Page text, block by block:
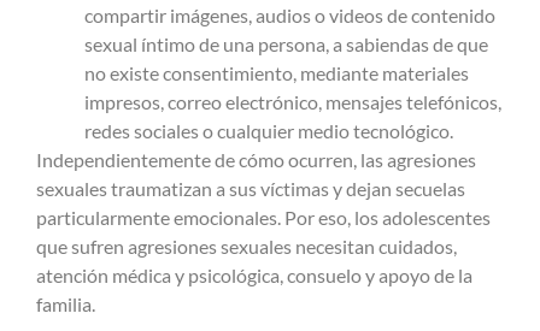
compartir imágenes, audios o videos de contenido
sexual íntimo de una persona, a sabiendas de que
no existe consentimiento, mediante materiales
impresos, correo electrónico, mensajes telefónicos,
redes sociales o cualquier medio tecnológico.
Independientemente de cómo ocurren, las agresiones
sexuales traumatizan a sus víctimas y dejan secuelas
particularmente emocionales. Por eso, los adolescentes
que sufren agresiones sexuales necesitan cuidados,
atención médica y psicológica, consuelo y apoyo de la
familia.